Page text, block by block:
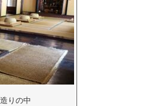
りの中